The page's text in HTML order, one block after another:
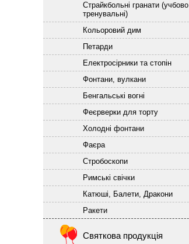
Страйкбольні гранати (учбово
тренувальні)
Кольоровий дим
Петарди
Електросірники та стопін
Фонтани, вулкани
Бенгальські вогні
Феєрверки для торту
Холодні фонтани
Фаєра
Стробоскопи
Римські свічки
Катюші, Балети, Дракони
Ракети
Святкова продукція